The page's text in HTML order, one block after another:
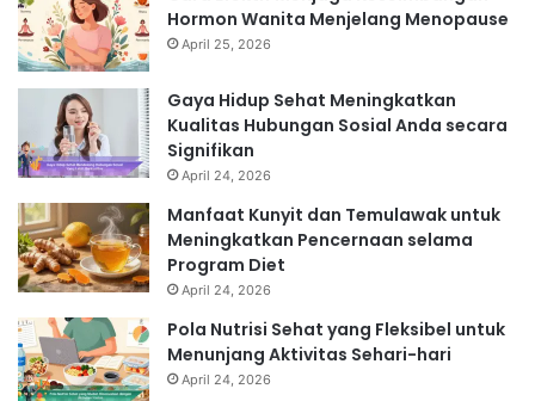
Hormon Wanita Menjelang Menopause
April 25, 2026
Gaya Hidup Sehat Meningkatkan
Kualitas Hubungan Sosial Anda secara
Signifikan
April 24, 2026
Manfaat Kunyit dan Temulawak untuk
Meningkatkan Pencernaan selama
Program Diet
April 24, 2026
Pola Nutrisi Sehat yang Fleksibel untuk
Menunjang Aktivitas Sehari-hari
April 24, 2026